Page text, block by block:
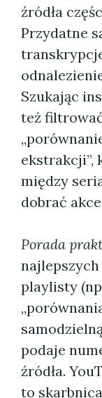
źródła
Przydatne
Szukając
też
ekstrakcji”,
między
dobrać
Porada
playlisty
podaje
źródła.
to